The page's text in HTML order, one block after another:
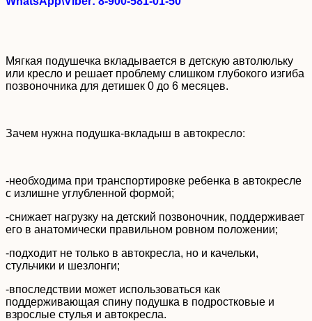
Мягкая подушечка вкладывается в детскую автолюльку
или кресло и решает проблему слишком глубокого изгиба
позвоночника для детишек 0 до 6 месяцев.
Зачем нужна подушка-вкладыш в автокресло:
-необходима при транспортировке ребенка в автокресле
с излишне углубленной формой;
-снижает нагрузку на детский позвоночник, поддерживает
его в анатомически правильном ровном положении;
-подходит не только в автокресла, но и качельки,
стульчики и шезлонги;
-впоследствии может использоваться как
поддерживающая спину подушка в подростковые и
взрослые стулья и автокресла.